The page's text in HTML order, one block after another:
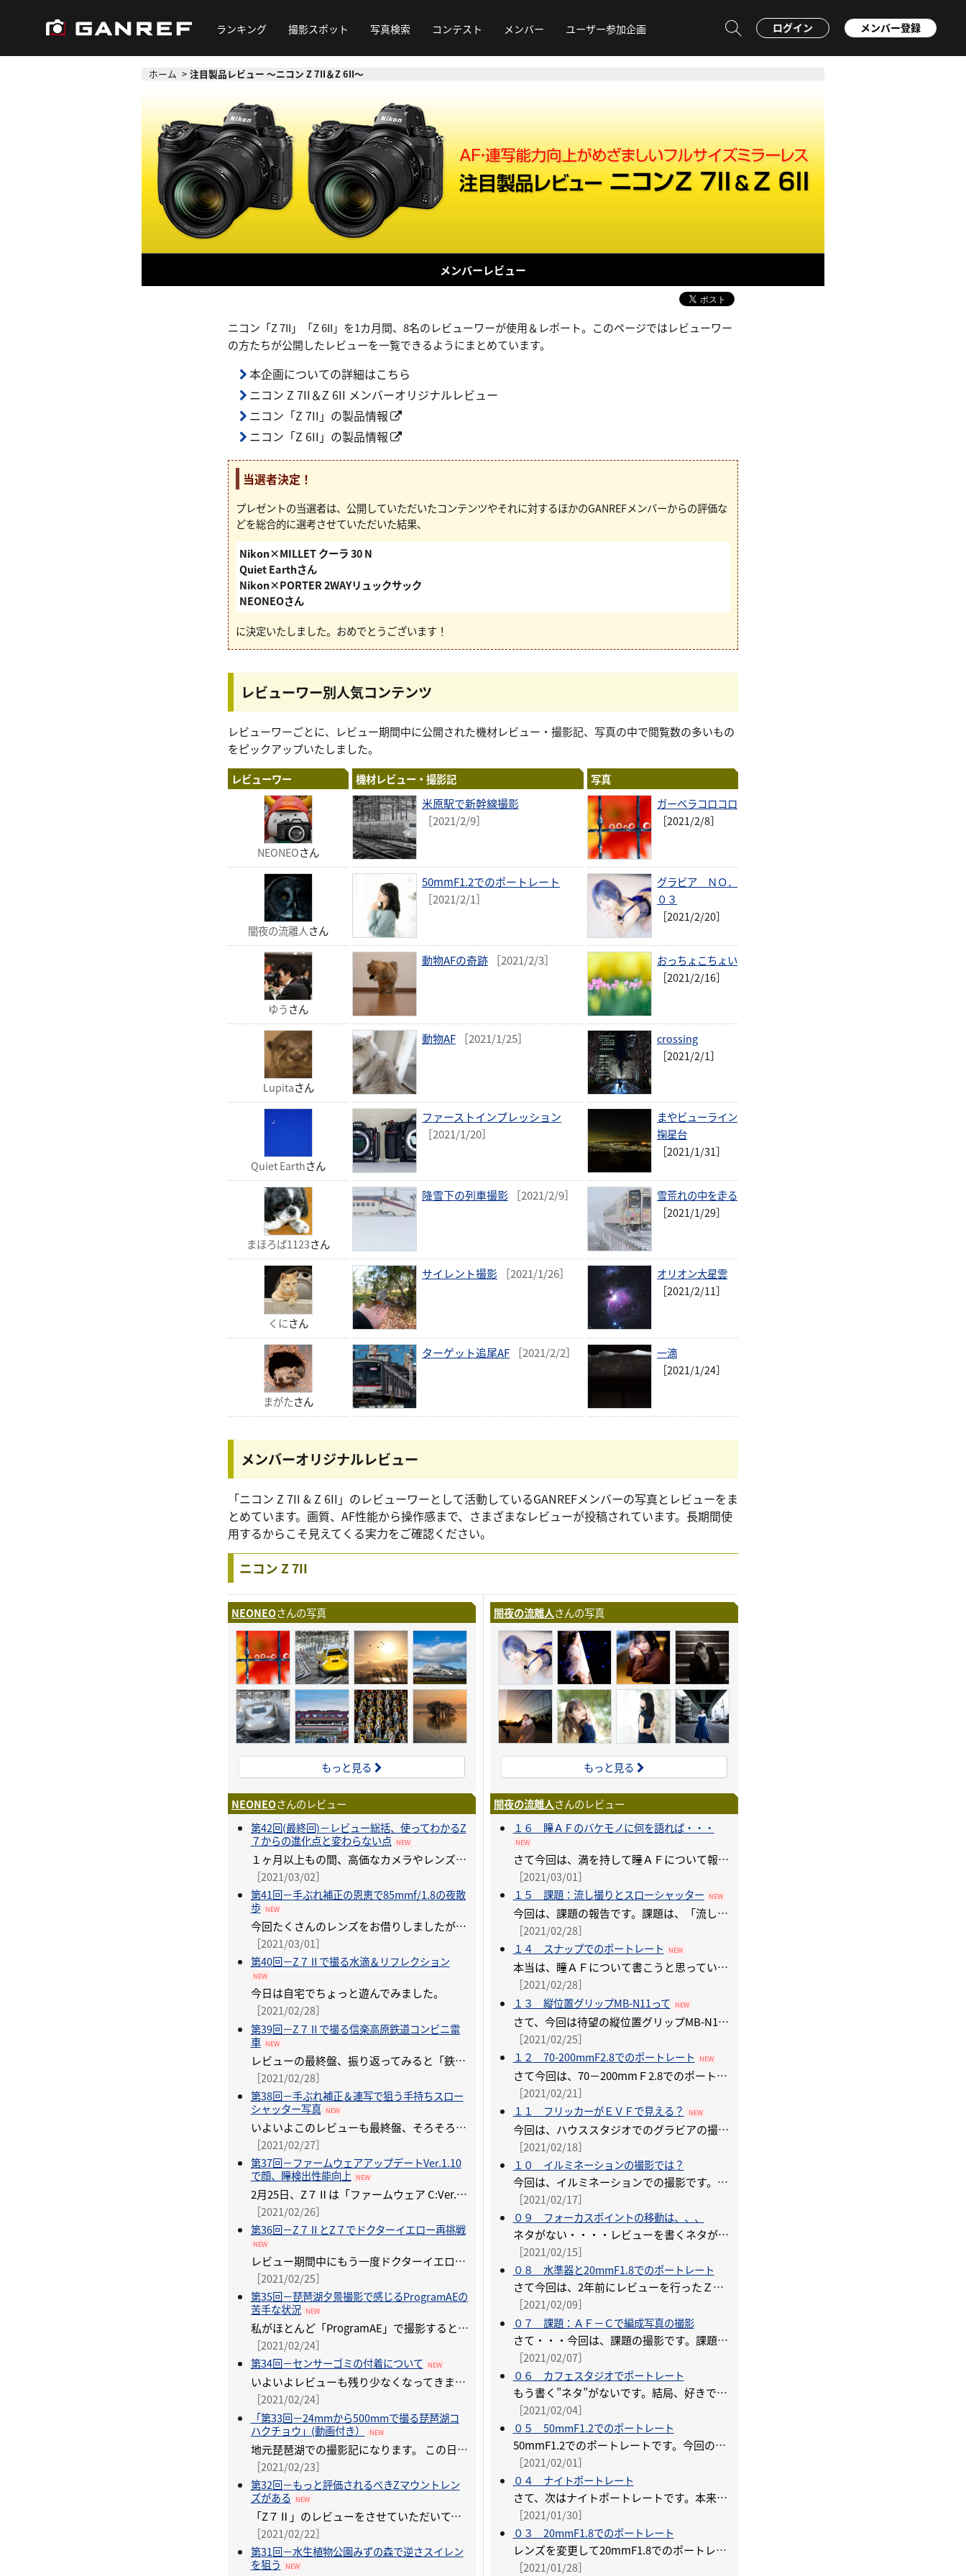
ランキング 撮影スポット 写真検索 コンテスト メンバー ユーザー参加企画 ログイン メンバー登録
ホーム 注目製品レビュー ～ニコン Z 7II＆Z 6II～
AF・連写能力向上がめざま
メンバーレビュー
ニコン「Z 7II」「Z 6II」を1カ月間、8名のレビューワーが使用＆レポート。このページではレビューワー
の方たちが公開したレビューを一覧できるようにまとめています。
本企画についての詳細はこちら
ニコン Z 7II＆Z 6II メンバーオリジナルレビュー
ニコン「Z 7II」の製品情報
ニコン「Z 6II」の製品情報
当選者決定！
プレゼントの当選者は、公開していただいたコンテンツやそれに対するほかのGANREFメンバーからの評価な
どを総合的に選考させていただいた結果、
Nikon×MILLET クーラ 30 N
Quiet Earthさん
Nikon×PORTER 2WAYリュックサック
NEONEOさん
に決定いたしました。おめでとうございます！
レビューワー別人気コンテンツ
レビューワーごとに、レビュー期間中に公開された機材レビュー・撮影記、写真の中で閲覧数の多いもの
をピックアップいたしました。
レビューワー
機材レビュー・撮影記 写真
NEONEOさん
米原駅で新幹線撮影
［2021/2/9］
ガーベラコロコロ
［2021/2/8］
闇夜の流離人さん
50mmF1.2でのポートレート
［2021/2/1］
グラビア ＮＯ．
０３
［2021/2/20］
ゆうさん
動物AFの奇跡 ［2021/2/3］
おっちょこちょい
［2021/2/16］
Lupitaさん
動物AF ［2021/1/25］
crossing
［2021/2/1］
Quiet Earthさん
ファーストインプレッション
［2021/1/20］
まやビューライン
掬星台
［2021/1/31］
まほろば1123さん
降雪下の列車撮影 ［2021/2/9］
雪荒れの中を走る
［2021/1/29］
くにさん
サイレント撮影 ［2021/1/26］
オリオン大星雲
［2021/2/11］
まがたさん
ターゲット追尾AF ［2021/2/2］
一滴
［2021/1/24］
メンバーオリジナルレビュー
「ニコン Z 7II & Z 6II」のレビューワーとして活動しているGANREFメンバーの写真とレビューをま
とめています。画質、AF性能から操作感まで、さまざまなレビューが投稿されています。長期間使
用するからこそ見えてくる実力をご確認ください。
ニコン Z 7II
NEONEOさんの写真
もっと見る
NEONEOさんのレビュー
第42回(最終回)－レビュー総括、使ってわかるZ
７からの進化点と変わらない点 NEW
１ヶ月以上もの間、高価なカメラやレンズを自由に使わせていただけたこの企画
［2021/03/02］
第41回－手ぶれ補正の恩恵で85mmf/1.8の夜散
歩 NEW
今回たくさんのレンズをお借りしましたが、一番使っていないのはどれかなと調べてみたら
［2021/03/01］
第40回－Z７Ⅱで撮る水滴＆リフレクション
NEW
今日は自宅でちょっと遊んでみました。
［2021/02/28］
第39回－Z７Ⅱで撮る信楽高原鉄道コンビニ電
車 NEW
レビューの最終盤、振り返ってみると「鉄道写真」をたくさん撮りました。
［2021/02/28］
第38回－手ぶれ補正＆連写で狙う手持ちスロー
シャッター写真 NEW
いよいよこのレビューも最終盤、そろそろまとめに入ろうかと思っていますが、
［2021/02/27］
第37回－ファームウェアアップデートVer.1.10
で顔、瞳検出性能向上 NEW
2月25日、Z７Ⅱは「ファームウェア C:Ver.1.01 から C:Ver.1.10」、
［2021/02/26］
第36回－Z７ⅡとZ７でドクターイエロー再挑戦
NEW
レビュー期間中にもう一度ドクターイエローを撮るチャンスが
［2021/02/25］
第35回－琵琶湖夕景撮影で感じるProgramAEの
苦手な状況 NEW
私がほとんど「ProgramAE」で撮影すると話すと、結構ビックリされます。
［2021/02/24］
第34回－センサーゴミの付着について NEW
いよいよレビューも残り少なくなってきました。 試したいことがまだまだあるのですが、時間がなくなってきました。
［2021/02/24］
「第33回－24mmから500mmで撮る琵琶湖コ
ハクチョウ」(動画付き）
NEW
地元琵琶湖での撮影記になります。 この日は風が弱く、ぽかぽか陽気。
［2021/02/23］
第32回－もっと評価されるべきZマウントレン
ズがある NEW
「Z７Ⅱ」のレビューをさせていただいて、私自身、その良さを再認識したレンズがあります。
［2021/02/22］
第31回－水生植物公園みずの森で逆さスイレン
を狙う
NEW
闇夜の流離人さんの写真
もっと見る
闇夜の流離人さんのレビュー
１６ 瞳ＡＦのバケモノに何を語れば・・・
NEW
さて今回は、満を持して瞳ＡＦについて報告します。ただね・・・レビュー期間中にファームのバージョンアップするのはヤメテ
［2021/03/01］
１５ 課題：流し撮りとスローシャッター NEW
今回は、課題の報告です。課題は、「流し撮り」と「スローシャッターで鉄道をイメージ」です。「流し撮り」です。。。。
［2021/02/28］
１４ スナップでのポートレート
NEW
本当は、瞳ＡＦについて書こうと思っていたのですが・・・・ファームアップをされてしまったので再検証のためにスナップ
［2021/02/28］
１３ 縦位置グリップMB-N11って NEW
さて、今回は待望の縦位置グリップMB-N11についてです。前回のＺ７では、散々文句を言っていた縦位置グリップが販売さ
［2021/02/25］
１２ 70-200mmF2.8でのポートレート
NEW
さて今回は、70－200mmＦ2.8でのポートレートについて書いてみます。この大三元の１本である70－200mmＦ2
［2021/02/21］
１１ フリッカーがＥＶＦで見える？
NEW
今回は、ハウススタジオでのグラビアの撮影です。ハウスタジオと言っても照明が蛍光灯メインですので何かと不便な中で夜
［2021/02/18］
１０ イルミネーションの撮影では？
今回は、イルミネーションでの撮影です。但し、ストロボ禁止の縛りありですね。ま～ストロボ禁止の理由は、ストロボを使
［2021/02/17］
０９ フォーカスポイントの移動は、、、
ネタがない・・・・レビューを書くネタがないのです！！レビュー開始から今日までに延べ１５人のモデルさんの撮影を行い
［2021/02/15］
０８ 水準器と20mmF1.8でのポートレート
さて今回は、2年前にレビューを行ったＺ７からポートレートを撮影するものにとって変わって便利なところを書いてみたいと思
［2021/02/09］
０７ 課題：ＡＦ－Ｃで編成写真の撮影
さて・・・今回は、課題の撮影です。課題？？ と思われますよね学生でもないのだから課題が与えられるって・・・なんで
［2021/02/07］
０６ カフェスタジオでポートレート
もう書く”ネタ”がないです。結局、好きで使いたくて購入しているのですからあんまりネタがないんですよね～あ
［2021/02/04］
０５ 50mmF1.2でのポートレート
50mmF1.2でのポートレートです。今回のＺ７Ⅱのレビューが決まる前からＺ７Ⅱを購入していたお話を最初に記載した通
［2021/02/01］
０４ ナイトポートレート
さて、次はナイトポートレートです。本来であればストロボでバシバシっていう感じを想像したくなりますが街中の光でどこ
［2021/01/30］
０３ 20mmF1.8でのポートレート
レンズを変更して20mmF1.8でのポートレートに挑戦です。20mmでポートレートを撮影するなんて自分のスタイル
［2021/01/28］